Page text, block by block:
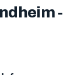
-